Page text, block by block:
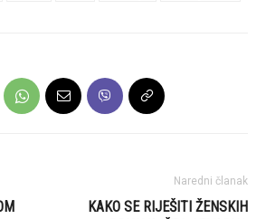
Naredni članak
KAKO SE RIJEŠITI ŽENSKIH